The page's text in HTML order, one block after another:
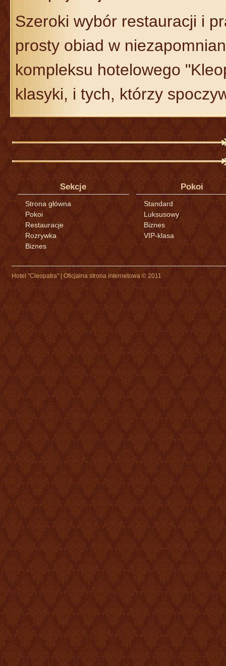
Szeroki wybór restauracji i
prosty obiad w
kompleksu hotelowego
klasyki, i tych, którzy
Sekcje
Strona główna
Pokoi
Restauracje
Rozrywka
Biznes
Pokoi
Standard
Luksusowy
Biznes
VIP-klasa
Hotel "Cleopatra" | Oficjalna strona internetowa © 2011